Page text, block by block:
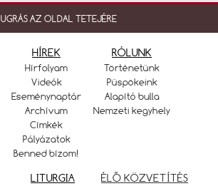
UGRÁS AZ OLDAL TETEJÉRE
HÍREK
Hírfolyam
Videók
Eseménynaptár
Archívum
Címkék
Pályázatok
Benned bízom!
RÓLUNK
Történetünk
Püspökeink
Alapító bulla
Nemzeti kegyhely
LITURGIA ÉLŐ KÖZVETÍTÉS